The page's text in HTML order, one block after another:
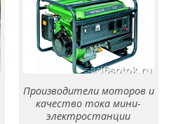
Производители моторов и
качество тока мини-
электростанции